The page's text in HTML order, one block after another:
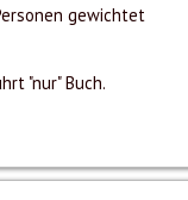
gewichtet
"nur" Buch.